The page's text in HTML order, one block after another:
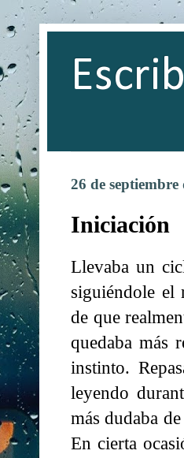
26 de septiembre
Iniciación
Llevaba un
siguiéndole el
de que
quedaba más
instinto.
leyendo
más dudaba
En cierta